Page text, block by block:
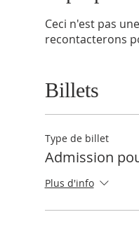
Ceci n'est pas
recontacterons
Billets
Type de billet
Admission
Plus d'info